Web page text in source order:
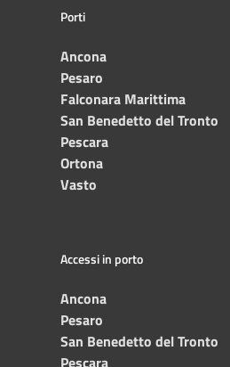
Porti
Ancona
Pesaro
Falconara Marittima
San Benedetto del Tronto
Pescara
Ortona
Vasto
Accessi in porto
Ancona
Pesaro
San Benedetto del Tronto
Pescara